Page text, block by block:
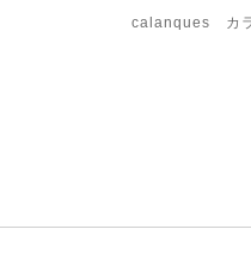
calanques カ